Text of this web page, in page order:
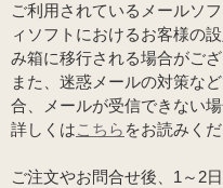
ご利用されているメールソ
ィソフトにおけるお客様の
み箱に移行される場合がござ
また、迷惑メールの対策な
合、メールが受信できない場
詳しくはこちら をお読みくだ
ご注文やお問合せ後、1～2